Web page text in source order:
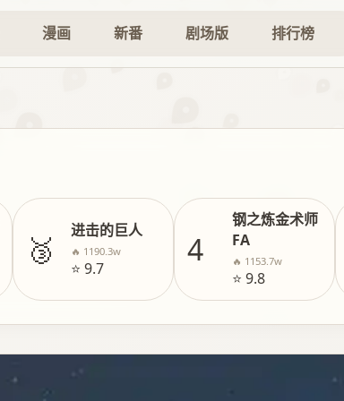
漫画 新番 剧场版 排行榜
🥉 进击的巨人
🔥 1190.3w
⭐ 9.7 4
钢之炼金术师
FA
🔥 1153.7w
⭐ 9.8